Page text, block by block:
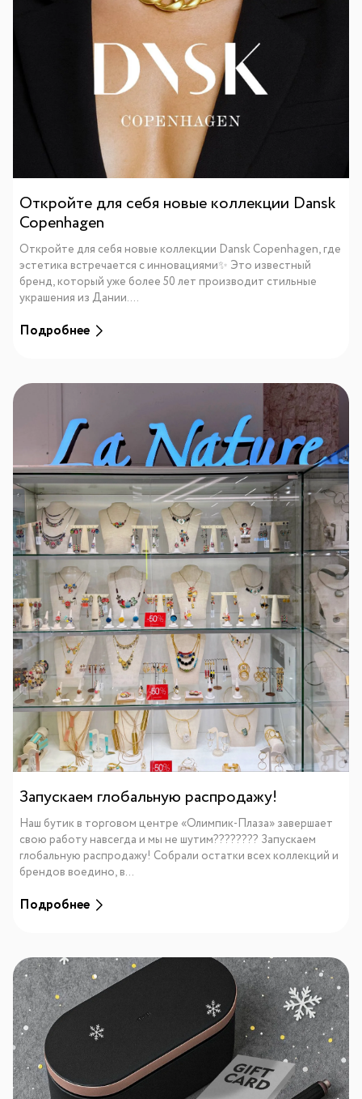
Откройте для себя новые коллекции Dansk
Copenhagen
Откройте для себя новые коллекции Dansk Copenhagen, где
эстетика встречается с инновациями✨ Это известный
бренд, который уже более 50 лет производит стильные
украшения из Дании....
Подробнее
Запускаем глобальную распродажу!
Наш бутик в торговом центре «Олимпик-Плаза» завершает
свою работу навсегда и мы не шутим???????? Запускаем
глобальную распродажу! Собрали остатки всех коллекций и
брендов воедино, в...
Подробнее